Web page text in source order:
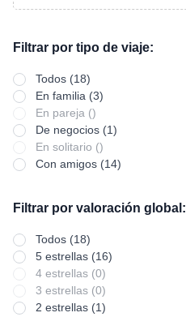
Filtrar por tipo de viaje:
Todos (18)
En familia (3)
En pareja ()
De negocios (1)
En solitario ()
Con amigos (14)
Filtrar por valoración global:
Todos (18)
5 estrellas (16)
4 estrellas (0)
3 estrellas (0)
2 estrellas (1)